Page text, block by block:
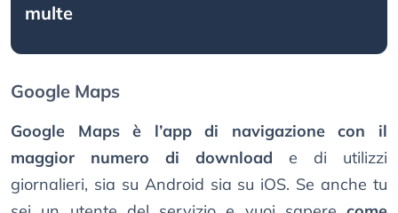
multe
Google Maps
Google Maps è l’app di navigazione con il
maggior numero di download e di utilizzi
giornalieri, sia su Android sia su iOS. Se anche tu